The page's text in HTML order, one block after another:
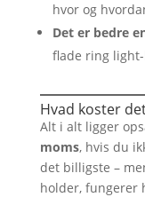
hvor og
Det er bedre
flade ring
Hvad koster
Alt i alt ligger
moms, hvis du
det billigste –
holder, fungerer